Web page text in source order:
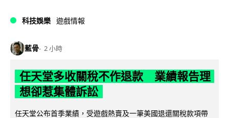
科技娛樂 遊戲情報
藍骨 2 小時
任天堂多收關稅不作退款 業績報告理
想卻惹集體訴訟
任天堂公布首季業績，受遊戲熱賣及一筆美國退還關稅款項帶